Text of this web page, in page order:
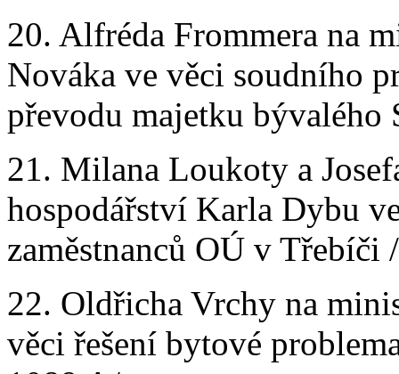
20. Alfréda Frommera na
Nováka ve věci soudního
převodu majetku
21. Milana Loukoty a
hospodářství Karla Dybu
zaměstnanců OÚ v Třebíči
22. Oldřicha Vrchy na
věci řešení bytové